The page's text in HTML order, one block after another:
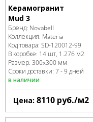
Керамогранит
Mud 3
Бренд: Novabell
Коллекция: Materia
Код товара: SD-120012-99
В коробке: 14 шт, 1.276 м2
Размер: 300x300 мм
Сроки доставки: 7 - 9 дней
в наличии
Цена: 8110 руб./м2